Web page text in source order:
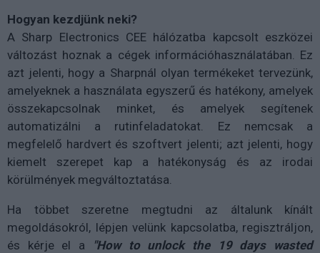
Hogyan kezdjünk neki?
A Sharp Electronics CEE hálózatba kapcsolt eszközei
változást hoznak a cégek információhasználatában. Ez
azt jelenti, hogy a Sharpnál olyan termékeket tervezünk,
amelyeknek a használata egyszerű és hatékony, amelyek
összekapcsolnak minket, és amelyek segítenek
automatizálni a rutinfeladatokat. Ez nemcsak a
megfelelő hardvert és szoftvert jelenti; azt jelenti, hogy
kiemelt szerepet kap a hatékonyság és az irodai
körülmények megváltoztatása.
Ha többet szeretne megtudni az általunk kínált
megoldásokról, lépjen velünk kapcsolatba, regisztráljon,
és kérje el a
"How to unlock the 19 days wasted